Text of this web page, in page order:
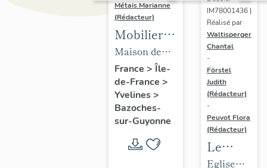
Métais Marianne
(Rédacteur)
Mobilier
de la
maison
Louis
Carré
Maison de
villégiature
dite maison
Louis Carré
France > Île-
de-France >
Yvelines>
Bazoches-
sur-Guyonne
IM78001436 |
Réalisé par
Waltisperger
Chantal
-
Förstel
Judith
(Rédacteur)
-
Peuvot Flora
(Rédacteur)
Le
mobilier
Eglise